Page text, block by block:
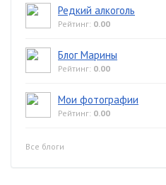
Редкий алкоголь
Рейтинг: 0.00
Блог Марины
Рейтинг: 0.00
Мои фотографии
Рейтинг: 0.00
Все блоги